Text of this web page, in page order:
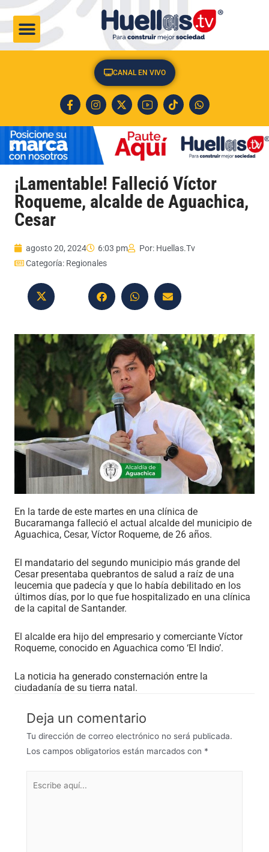
CANAL EN VIVO
¡Lamentable! Falleció Víctor
Roqueme, alcalde de Aguachica,
Cesar
agosto 20, 2024 6:03 pm Por: Huellas.Tv
Categoría: Regionales
En la tarde de este martes en una clínica de
Bucaramanga falleció el actual alcalde del municipio de
Aguachica, Cesar, Víctor Roqueme, de 26 años.
El mandatario del segundo municipio más grande del
Cesar presentaba quebrantos de salud a raíz de una
leucemia que padecía y que lo había debilitado en los
últimos días, por lo que fue hospitalizado en una clínica
de la capital de Santander.
El alcalde era hijo del empresario y comerciante Víctor
Roqueme, conocido en Aguachica como ‘El Indio’.
La noticia ha generado consternación entre la
ciudadanía de su tierra natal.
Deja un comentario
Tu dirección de correo electrónico no será publicada.
Los campos obligatorios están marcados con *